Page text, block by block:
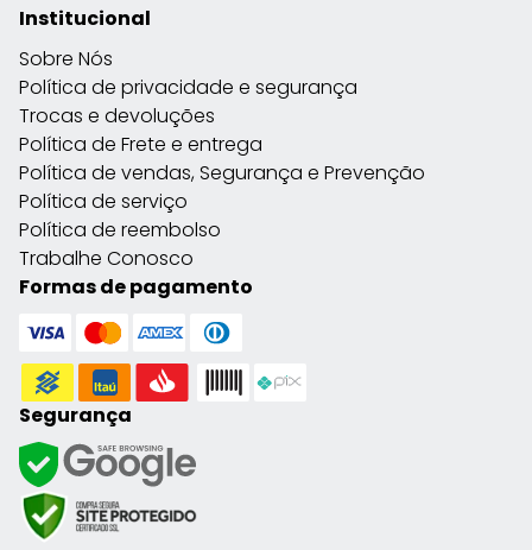
Institucional
Sobre Nós
Política de privacidade e segurança
Trocas e devoluções
Política de Frete e entrega
Política de vendas, Segurança e Prevenção
Política de serviço
Política de reembolso
Trabalhe Conosco
Formas de pagamento
Segurança